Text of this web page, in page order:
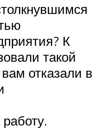
К
такой
отказали в